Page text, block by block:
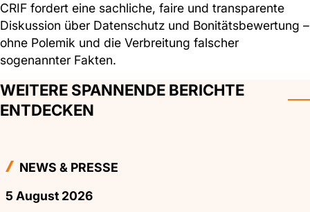
CRIF fordert eine sachliche, faire und transparente
Diskussion über Datenschutz und Bonitätsbewertung –
ohne Polemik und die Verbreitung falscher
sogenannter Fakten.
WEITERE SPANNENDE BERICHTE
ENTDECKEN
NEWS & PRESSE
5 August 2026